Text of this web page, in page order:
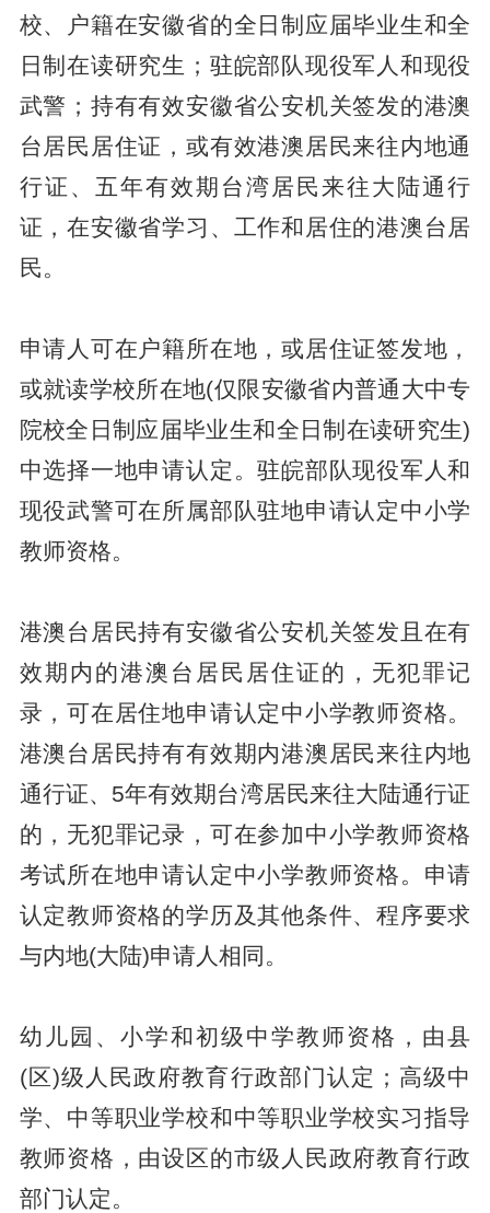
校、户籍在安徽省的全日制应届毕业生和全
日制在读研究生；驻皖部队现役军人和现役
武警；持有有效安徽省公安机关签发的港澳
台居民居住证，或有效港澳居民来往内地通
行证、五年有效期台湾居民来往大陆通行
证，在安徽省学习、工作和居住的港澳台居
民。
申请人可在户籍所在地，或居住证签发地，
或就读学校所在地(仅限安徽省内普通大中专
院校全日制应届毕业生和全日制在读研究生)
中选择一地申请认定。驻皖部队现役军人和
现役武警可在所属部队驻地申请认定中小学
教师资格。
港澳台居民持有安徽省公安机关签发且在有
效期内的港澳台居民居住证的，无犯罪记
录，可在居住地申请认定中小学教师资格。
港澳台居民持有有效期内港澳居民来往内地
通行证、5年有效期台湾居民来往大陆通行证
的，无犯罪记录，可在参加中小学教师资格
考试所在地申请认定中小学教师资格。申请
认定教师资格的学历及其他条件、程序要求
与内地(大陆)申请人相同。
幼儿园、小学和初级中学教师资格，由县
(区)级人民政府教育行政部门认定；高级中
学、中等职业学校和中等职业学校实习指导
教师资格，由设区的市级人民政府教育行政
部门认定。